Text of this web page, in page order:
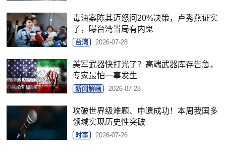
毒油案陈其迈怒问20%决策，卢秀燕证实
了，曝台湾当局有内鬼
台湾 2026-07-28
美军武器快打光了？高端武器库存告急，
专家最怕一事发生
新闻解画 2026-07-28
攻破世界级难题、申遗成功！本周我国多
领域实现历史性突破
时事 2026-07-26